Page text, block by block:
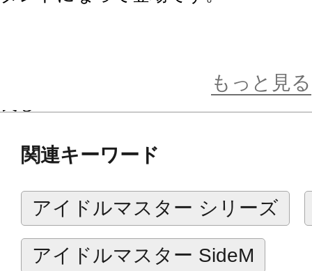
担当アイドルを集めて、自分だけの
誕生日を祝うネームプレート付きの
担当アイドルの特別な一日をお祝い
うぞ。
もっと見る
関連キーワード
アイドルマスター シリーズ
アイドルマスター SideM